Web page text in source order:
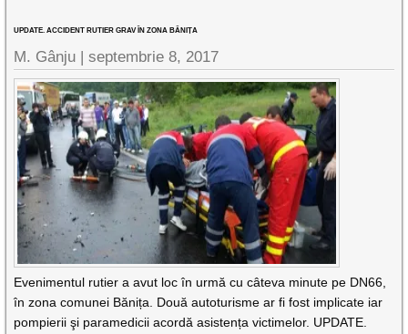
UPDATE. ACCIDENT RUTIER GRAV ÎN ZONA BĂNIȚA
M. Gânju |septembrie 8, 2017
Evenimentul rutier a avut loc în urmă cu câteva minute pe DN66,
în zona comunei Bănița. Două autoturisme ar fi fost implicate iar
pompierii şi paramedicii acordă asistența victimelor. UPDATE.